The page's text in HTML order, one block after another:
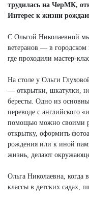
трудилась на ЧерМК,
Интерес к жизни
С Ольгой Николаевной
ветеранов — в городском
где проходили мастер-
На столе у Ольги
— открытки, шкатулки,
бересты. Одно из
переводе с английского
помощью можно своими
открытку, оформить
рождения или к иной
жизнь, делают
Ольга Николаевна, когда
классы в детских садах,